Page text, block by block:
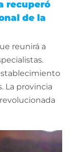
recuperó
de la
reunirá a
La provincia